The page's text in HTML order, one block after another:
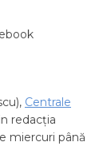
Centrale
redacția
miercuri până